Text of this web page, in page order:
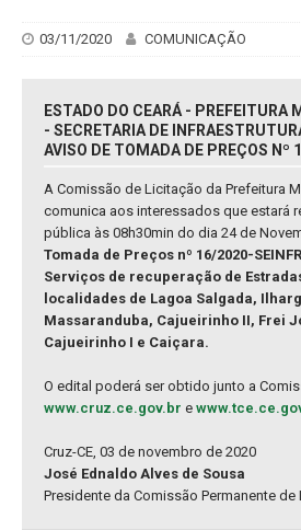
03/11/2020 COMUNICAÇÃO
ESTADO DO CEARÁ - PREFEITURA
- SECRETARIA DE
AVISO DE TOMADA DE PREÇOS Nº
A Comissão de Licitação da Prefeitura
comunica aos interessados que estará
pública às 08h30min do dia 24 de
Tomada de Preços nº 16/2020-
Serviços de recuperação de
localidades de Lagoa Salgada,
Massaranduba, Cajueirinho II, Frei
Cajueirinho I e Caiçara.
O edital poderá ser obtido junto a
www.cruz.ce.gov.br e
Cruz-CE, 03 de novembro de 2020
José Ednaldo Alves de Sousa
Presidente da Comissão Permanente de